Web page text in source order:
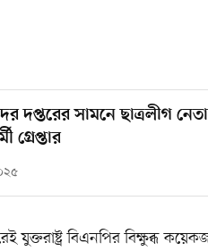
দপ্তরের সামনে ছাত্রলীগ
গ্রেপ্তার
যুক্তরাষ্ট্র বিএনপির বিক্ষুব্ধ